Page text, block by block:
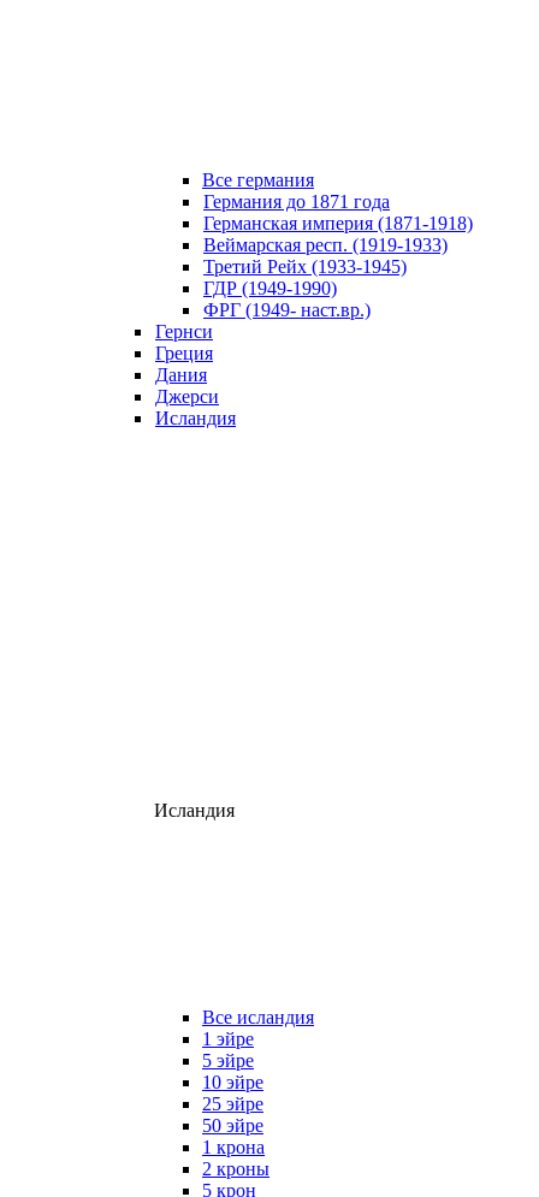
Все германия
Германия до 1871 года
Германская империя (1871-1918)
Веймарская респ. (1919-1933)
Третий Рейх (1933-1945)
ГДР (1949-1990)
ФРГ (1949- наст.вр.)
Гернси
Греция
Дания
Джерси
Исландия
Исландия
Все исландия
1 эйре
5 эйре
10 эйре
25 эйре
50 эйре
1 крона
2 кроны
5 крон